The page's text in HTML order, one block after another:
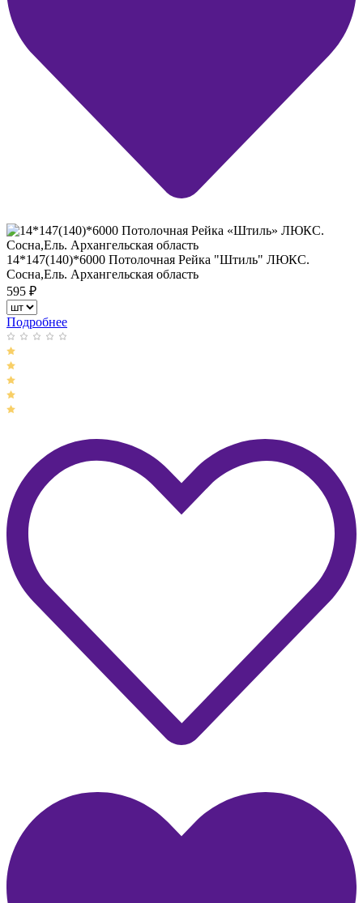
14*147(140)*6000 Потолочная Рейка "Штиль" ЛЮКС.
Сосна,Ель. Архангельская область
595 ₽
Подробнее